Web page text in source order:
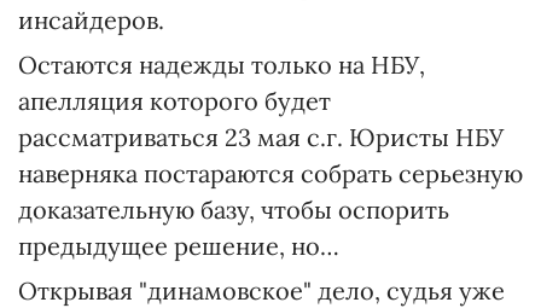
инсайдеров.
Остаются надежды только на НБУ,
апелляция которого будет
рассматриваться 23 мая с.г. Юристы НБУ
наверняка постараются собрать серьезную
доказательную базу, чтобы оспорить
предыдущее решение, но…
Открывая "динамовское" дело, судья уже